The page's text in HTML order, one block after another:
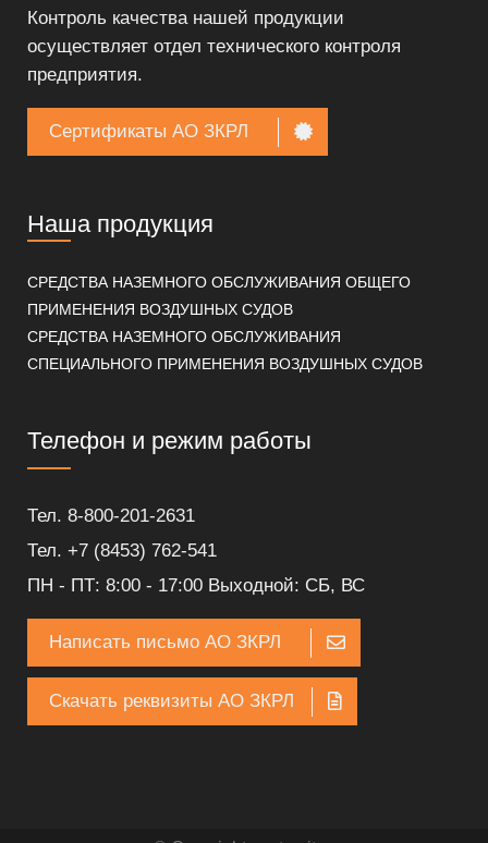
Контроль качества нашей продукции
осуществляет отдел технического контроля
предприятия.
Сертификаты АО ЗКРЛ
Наша продукция
СРЕДСТВА НАЗЕМНОГО ОБСЛУЖИВАНИЯ ОБЩЕГО
ПРИМЕНЕНИЯ ВОЗДУШНЫХ СУДОВ
СРЕДСТВА НАЗЕМНОГО ОБСЛУЖИВАНИЯ
СПЕЦИАЛЬНОГО ПРИМЕНЕНИЯ ВОЗДУШНЫХ СУДОВ
Телефон и режим работы
Тел. 8-800-201-2631
Тел. +7 (8453) 762-541
ПН - ПТ: 8:00 - 17:00 Выходной: СБ, ВС
Написать письмо АО ЗКРЛ
Скачать реквизиты АО ЗКРЛ